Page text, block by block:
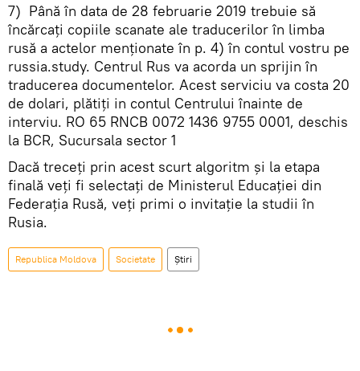
7) Până în data de 28 februarie 2019 trebuie să
încărcați copiile scanate ale traducerilor în limba
rusă a actelor menționate în p. 4) în contul vostru pe
russia.study. Centrul Rus va acorda un sprijin în
traducerea documentelor. Acest serviciu va costa 20
de dolari, plătiți in contul Centrului înainte de
interviu. RO 65 RNCB 0072 1436 9755 0001, deschis
la BCR, Sucursala sector 1
Dacă treceți prin acest scurt algoritm și la etapa
finală veți fi selectați de Ministerul Educației din
Federația Rusă, veți primi o invitație la studii în
Rusia.
Republica Moldova Societate Știri